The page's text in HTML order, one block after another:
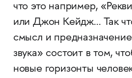
что это например,
или Джон Кейдж... Так
смысл и
звука» состоит в том,
новые горизонты